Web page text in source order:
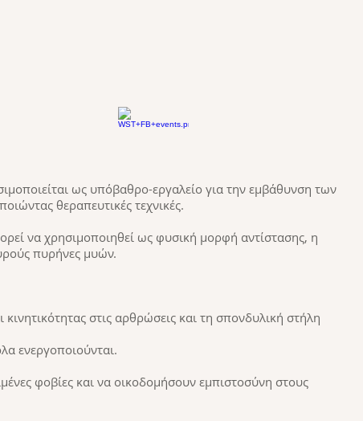
ως υπόβαθρο-εργαλείο για την εμβάθυνση των
θεραπευτικές τεχνικές.
να χρησιμοποιηθεί ως φυσική μορφή αντίστασης, η
πυρήνες μυών.
στις αρθρώσεις και τη σπονδυλική στήλη
ενεργοποιούνται.
φοβίες και να οικοδομήσουν εμπιστοσύνη στους